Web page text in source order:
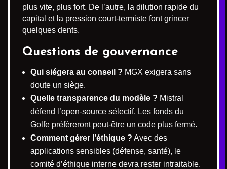
plus vite, plus fort. De l’autre, la dilution rapide du
capital et la pression court-termiste font grincer
quelques dents.
Questions de gouvernance
Qui siégera au conseil ? MGX exigera sans
doute un siège.
Quelle transparence du modèle ? Mistral
défend l’open-source sélectif. Les fonds du
Golfe préféreront peut-être un code plus fermé.
Comment gérer l’éthique ? Avec des
applications sensibles (défense, santé), le
comité d’éthique interne devra rester intraitable.